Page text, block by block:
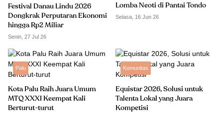
Festival Danau Lindu 2026
Dongkrak Perputaran Ekonomi
hingga Rp2 Miliar
Senin, 27 Jul 26
Lomba Neoti di Pantai Tondo
Selasa, 16 Jun 26
Palu
Kota Palu Raih Juara Umum
MTQ XXXI Keempat Kali
Berturut-turut
Komunitas
Equistar 2026, Solusi untuk
Talenta Lokal yang Juara
Kompetisi